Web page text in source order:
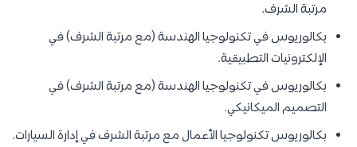
مرتبة الشرف.
بكالوريوس في تكنولوجيا الهندسة (مع مرتبة الشرف) في
الإلكترونيات التطبيقية.
بكالوريوس في تكنولوجيا الهندسة (مع مرتبة الشرف) في
التصميم الميكانيكي.
بكالوريوس تكنولوجيا الأعمال مع مرتبة الشرف في إدارة السيارات.